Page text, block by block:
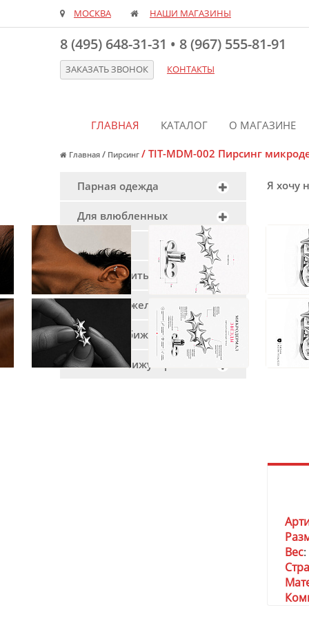
МОСКВА НАШИ МАГАЗИНЫ
8 (495) 648-31-31 • 8 (967) 555-81-91
ЗАКАЗАТЬ ЗВОНОК КОНТАКТЫ
ГЛАВНАЯ КАТАЛОГ О МАГАЗИНЕ
Главная / Пирсинг /TIT-MDM-002 Пирсинг
Парная одежда
Для влюбленных
Пирсинг
Красная нить
Браслеты желаний
Мужская бижутерия
Женская бижутерия
Я хочу
Вес: